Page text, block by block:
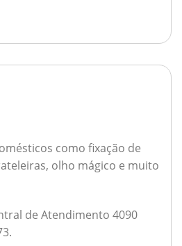
como fixação de
olho mágico e muito
de Atendimento 4090